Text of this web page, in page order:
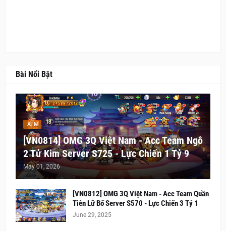
Bài Nổi Bật
ATM
[VN0814] OMG 3Q Việt Nam - Acc Team Ngô
2 Tử Kim Server S725 - Lực Chiến 1 Tỷ 9
May 01, 2026
[VN0812] OMG 3Q Việt Nam - Acc Team Quần
Tiên Lữ Bố Server S570 - Lực Chiến 3 Tỷ 1
June 29, 2025